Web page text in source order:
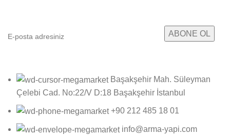
Başakşehir Mah. Süleyman
Çelebi Cad. No:22/V D:18 Başakşehir İstanbul
+90 212 485 18 01
info@arma-yapi.com